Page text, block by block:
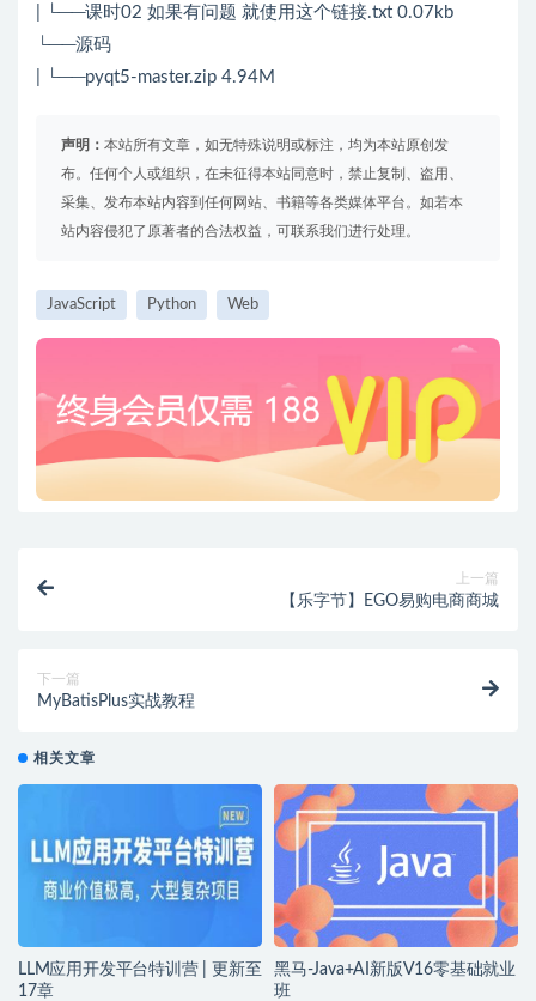
| └──课时02 如果有问题 就使用这个链接.txt 0.07kb
└──源码
| └──pyqt5-master.zip 4.94M
声明： 本站所有文章，如无特殊说明或标注，均为本站原创发
布。任何个人或组织，在未征得本站同意时，禁止复制、盗用、
采集、发布本站内容到任何网站、书籍等各类媒体平台。如若本
站内容侵犯了原著者的合法权益，可联系我们进行处理。
JavaScript Python Web
上一篇
【乐字节】EGO易购电商商城
下一篇
MyBatisPlus实战教程
相关文章
LLM应用开发平台特训营 | 更新至
17章
黑马-Java+AI新版V16零基础就业
班